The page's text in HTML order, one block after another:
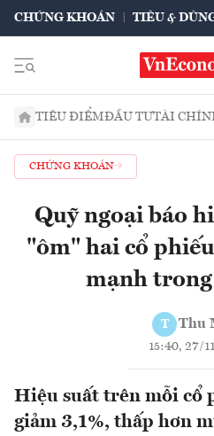
CHỨNG KHOÁN TIÊU &
TIÊU ĐIỂMĐẦU TƯTÀI
CHỨNG KHOÁN
Quỹ ngoại báo
"ôm" hai cổ
mạnh
T Thu
15:40, 27/
Hiệu suất trên mỗi cổ
giảm 3,1%, thấp hơn